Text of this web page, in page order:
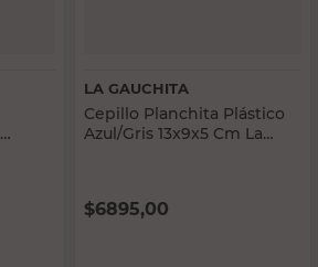
LA GAUCHITA
Cepillo Planchita Plástico
Azul/Gris 13x9x5 Cm La
$6895,00